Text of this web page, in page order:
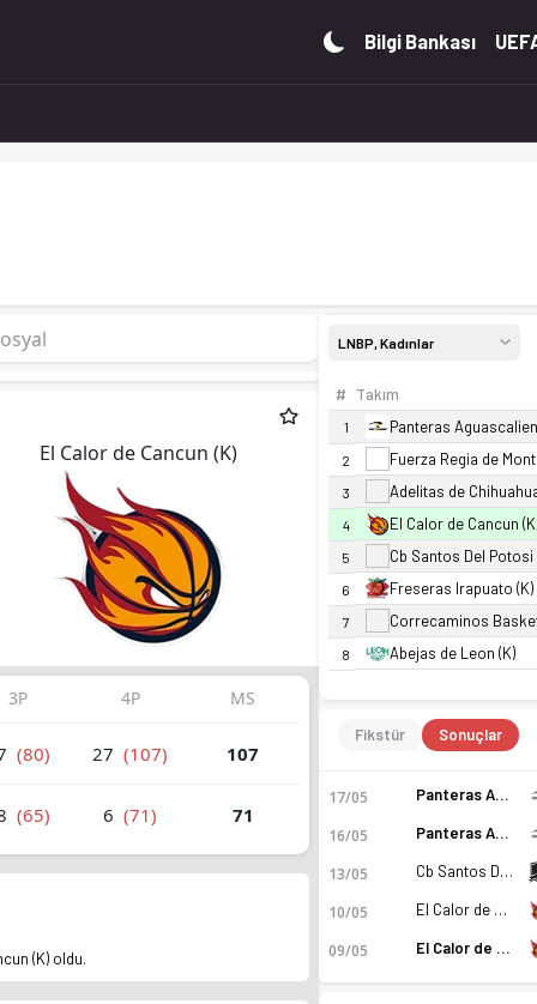
durumu ve istatistiklerini Ofsayt'ta incele. Canlı skor
Bilgi Bankası
El Calor de Cancun (K)
3P 4P MS
(80) 27 (107) 107
(65) 6 (71) 71
(K) oldu.
LNBP, Kadınlar
# Takım
1 Panteras
2 Fuerza Regia de
3 Adelitas de
4 El Calor de Cancun
5 Cb Santos Del Potosi
6 Freseras Irapuato (K)
7 Correcaminos
8 Abejas de Leon (K)
Fikstür Sonuçlar
17/05 Panteras Aguascalientes (K)
16/05 Panteras Aguascalientes (K)
13/05 Cb Santos Del Potosi (K)
10/05 El Calor de Cancun (K)
09/05 El Calor de Cancun (K)